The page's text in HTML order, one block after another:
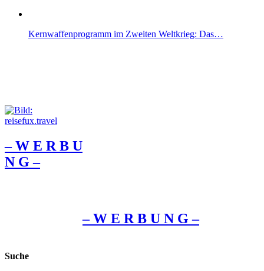
Kernwaffenprogramm im Zweiten Weltkrieg: Das…
– W Ε R Β U
Ν G –
– W Ε R Β U Ν G –
Suche